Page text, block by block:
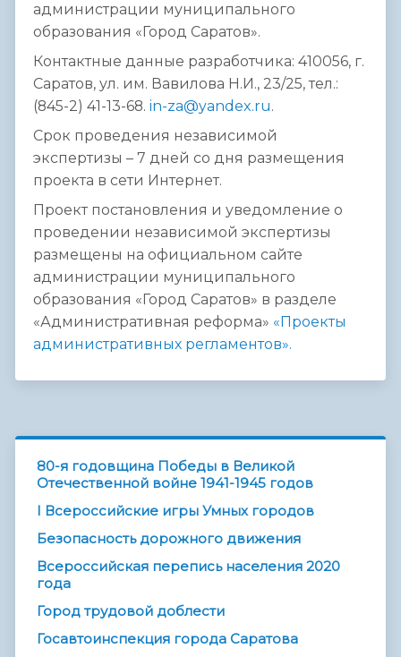
администрации муниципального
образования «Город Саратов».
Контактные данные разработчика: 410056, г.
Саратов, ул. им. Вавилова Н.И., 23/25, тел.:
(845-2) 41-13-68. in-za@yandex.ru.
Срок проведения независимой
экспертизы – 7 дней со дня размещения
проекта в сети Интернет.
Проект постановления и уведомление о
проведении независимой экспертизы
размещены на официальном сайте
администрации муниципального
образования «Город Саратов» в разделе
«Административная реформа» «Проекты
административных регламентов».
80-я годовщина Победы в Великой
Отечественной войне 1941-1945 годов
I Всероссийские игры Умных городов
Безопасность дорожного движения
Всероссийская перепись населения 2020
года
Город трудовой доблести
Госавтоинспекция города Саратова